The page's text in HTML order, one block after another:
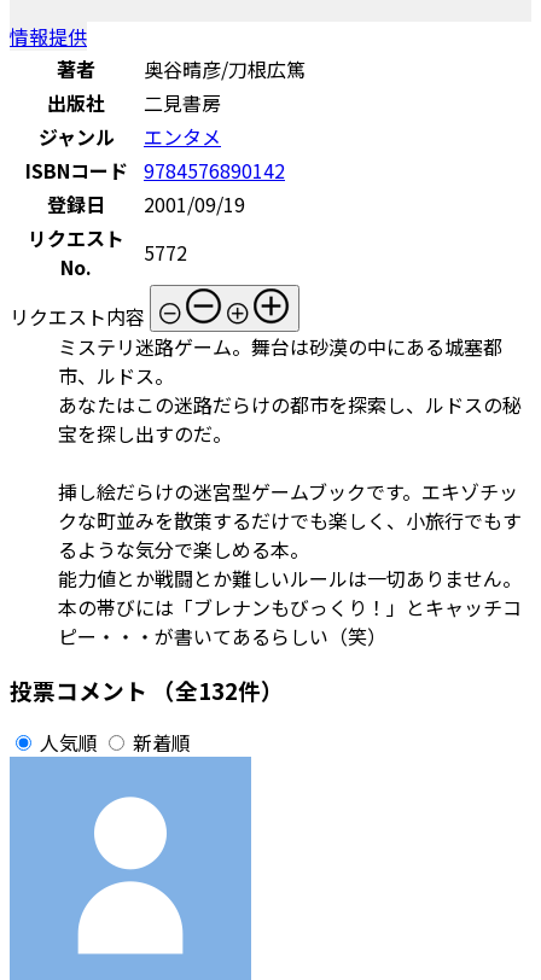
情報提供
著者
奥谷晴彦/刀根広篤
出版社
二見書房
ジャンル
エンタメ
ISBNコード 9784576890142
登録日
2001/09/19
リクエスト
No.
5772
リクエスト内容
ミステリ迷路ゲーム。舞台は砂漠の中にある城塞都
市、ルドス。
あなたはこの迷路だらけの都市を探索し、ルドスの秘
宝を探し出すのだ。
挿し絵だらけの迷宮型ゲームブックです。エキゾチッ
クな町並みを散策するだけでも楽しく、小旅行でもす
るような気分で楽しめる本。
能力値とか戦闘とか難しいルールは一切ありません。
本の帯びには「ブレナンもびっくり！」とキャッチコ
ピー・・・が書いてあるらしい（笑）
投票コメント （全132件）
人気順 新着順